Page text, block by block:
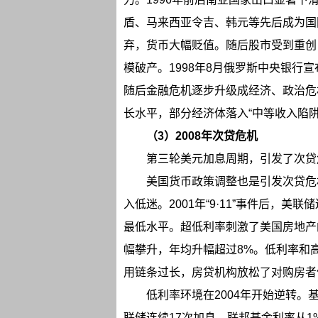
盾、马来西亚令吉、韩元等先后成为
弃，货币大幅贬值。随后股市受到重
模破产。1998年8月俄罗斯中央银行
随后金融危机逐步升级成经济、政治
长水平，部分经济体落入“中等收入陷
（3）2008年次贷危机
第三轮美元加息周期，引发了次
美国货币政策调整也是引发次贷
入低迷。2001年“9·11”事件后，美联
最低水平。超低利率刺激了美国房地
幅攀升，年均升幅超过8%。低利率和
用链条过长，房贷机构放松了对购房
低利率环境在2004年开始逆转。